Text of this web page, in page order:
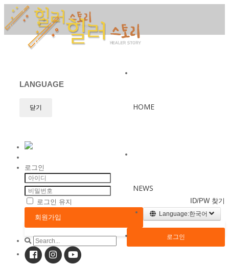
LANGUAGE
닫기 HOME
NEWS
로그인
로그인 유지 ID/PW 찾기
회원가입
로그인
Language:한국어